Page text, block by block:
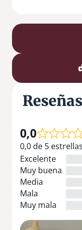
0,0
0,0 de 5
Excelente
Muy buena
Media
Mala
Muy mala